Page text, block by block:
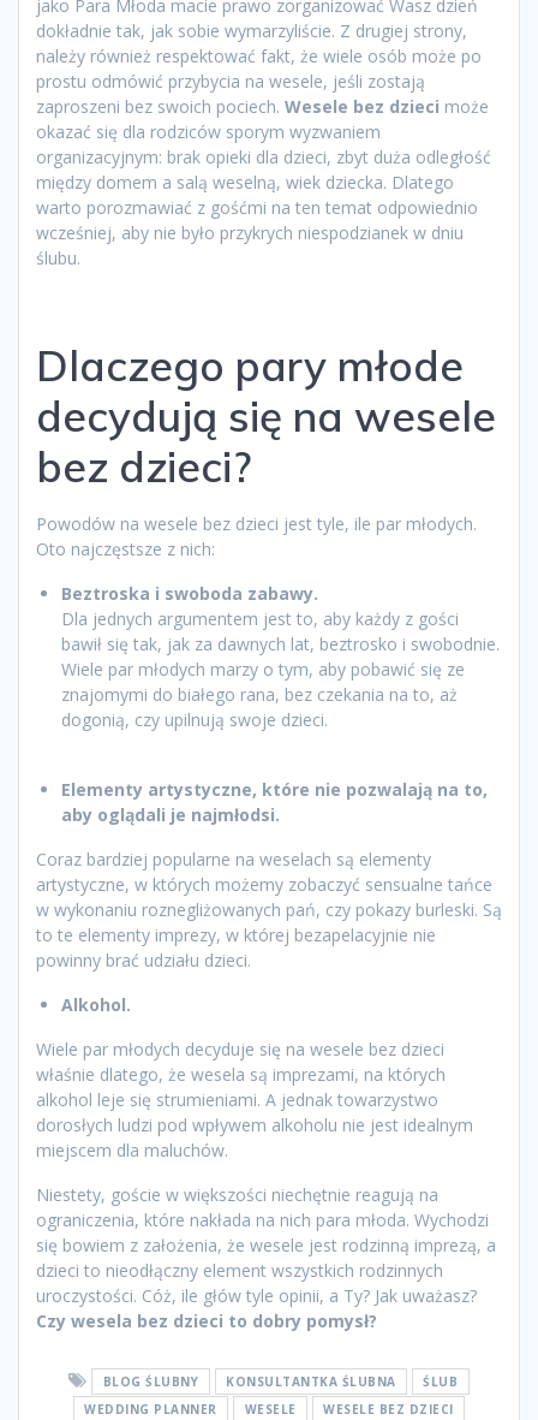
jako Para Młoda macie prawo zorganizować Wasz dzień
dokładnie tak, jak sobie wymarzyliście. Z drugiej strony,
należy również respektować fakt, że wiele osób może po
prostu odmówić przybycia na wesele, jeśli zostają
zaproszeni bez swoich pociech. Wesele bez dzieci może
okazać się dla rodziców sporym wyzwaniem
organizacyjnym: brak opieki dla dzieci, zbyt duża odległość
między domem a salą weselną, wiek dziecka. Dlatego
warto porozmawiać z gośćmi na ten temat odpowiednio
wcześniej, aby nie było przykrych niespodzianek w dniu
ślubu.
Dlaczego pary młode
decydują się na wesele
bez dzieci?
Powodów na wesele bez dzieci jest tyle, ile par młodych.
Oto najczęstsze z nich:
Beztroska i swoboda zabawy.
Dla jednych argumentem jest to, aby każdy z gości
bawił się tak, jak za dawnych lat, beztrosko i swobodnie.
Wiele par młodych marzy o tym, aby pobawić się ze
znajomymi do białego rana, bez czekania na to, aż
dogonią, czy upilnują swoje dzieci.
Elementy artystyczne, które nie pozwalają na to,
aby oglądali je najmłodsi.
Coraz bardziej popularne na weselach są elementy
artystyczne, w których możemy zobaczyć sensualne tańce
w wykonaniu roznegliżowanych pań, czy pokazy burleski. Są
to te elementy imprezy, w której bezapelacyjnie nie
powinny brać udziału dzieci.
Alkohol.
Wiele par młodych decyduje się na wesele bez dzieci
właśnie dlatego, że wesela są imprezami, na których
alkohol leje się strumieniami. A jednak towarzystwo
dorosłych ludzi pod wpływem alkoholu nie jest idealnym
miejscem dla maluchów.
Niestety, goście w większości niechętnie reagują na
ograniczenia, które nakłada na nich para młoda. Wychodzi
się bowiem z założenia, że wesele jest rodzinną imprezą, a
dzieci to nieodłączny element wszystkich rodzinnych
uroczystości. Cóż, ile głów tyle opinii, a Ty? Jak uważasz?
Czy wesela bez dzieci to dobry pomysł?
BLOG ŚLUBNY KONSULTANTKA ŚLUBNA
ŚLUB
WEDDING PLANNER
WESELE
WESELE BEZ DZIECI